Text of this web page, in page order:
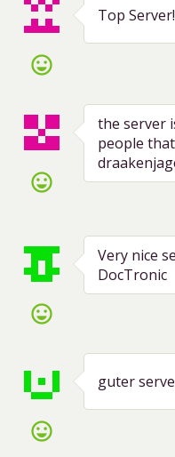
sentiment_very_satisfied
Top
sentiment_very_satisfied
the server
people
sentiment_very_satisfied
Very nice
DocTronic
sentiment_very_satisfied
guter